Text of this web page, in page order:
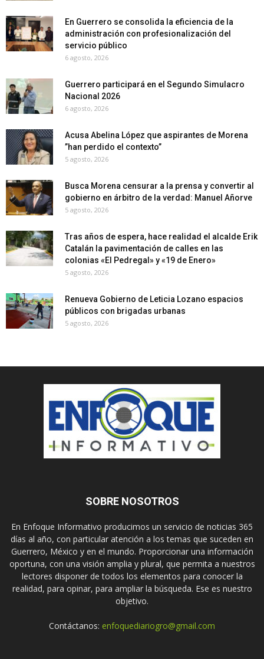
En Guerrero se consolida la eficiencia de la
administración con profesionalización del
servicio público
6 agosto, 2026
Guerrero participará en el Segundo Simulacro
Nacional 2026
6 agosto, 2026
Acusa Abelina López que aspirantes de Morena
”han perdido el contexto”
5 agosto, 2026
Busca Morena censurar a la prensa y convertir al
gobierno en árbitro de la verdad: Manuel Añorve
5 agosto, 2026
Tras años de espera, hace realidad el alcalde Erik
Catalán la pavimentación de calles en las
colonias «El Pedregal» y «19 de Enero»
5 agosto, 2026
Renueva Gobierno de Leticia Lozano espacios
públicos con brigadas urbanas
5 agosto, 2026
SOBRE NOSOTROS
En Enfoque Informativo producimos un servicio de noticias 365
días al año, con particular atención a los temas que suceden en
Guerrero, México y en el mundo. Proporcionar una información
oportuna, con una visión amplia y plural, que permita a nuestros
lectores disponer de todos los elementos para conocer la
realidad, para opinar, para ampliar la búsqueda. Ese es nuestro
objetivo.
Contáctanos: enfoquediariogro@gmail.com